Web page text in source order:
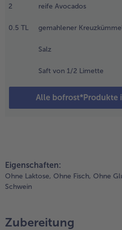
2 reife Avocados
0.5 TL gemahlener
Salz
Saft von 1/2 Limette
Alle bofrost*Produkte
Bei
15 Minuten
fast
lassen.
Eigenschaften:
Ohne Laktose, Ohne Fisch, Ohne
Schwein
Zubereitung